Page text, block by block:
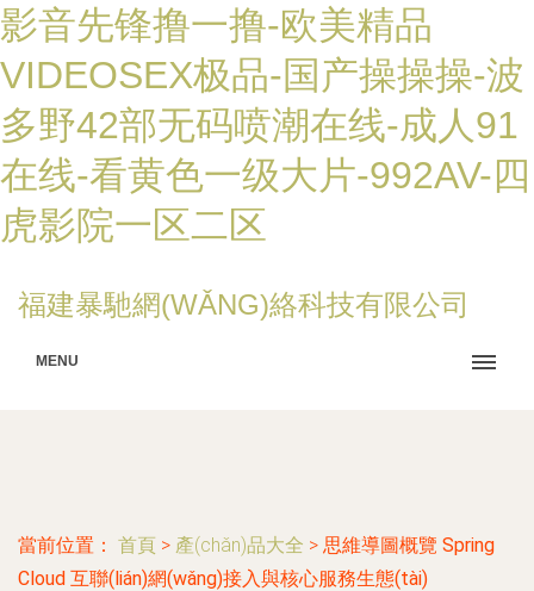
影音先锋撸一撸-欧美精品
VIDEOSEX极品-国产操操操-波
多野42部无码喷潮在线-成人91
在线-看黄色一级大片-992AV-四
虎影院一区二区
福建暴馳網(WǍNG)絡科技有限公司
MENU
當前位置： 首頁 > 產(chǎn)品大全 > 思維導圖概覽 Spring
Cloud 互聯(lián)網(wǎng)接入與核心服務生態(tài)